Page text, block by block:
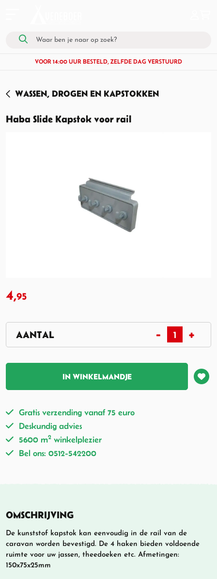
VOOR 14:00 UUR BESTELD, ZELFDE DAG VERSTUURD
WASSEN, DROGEN EN KAPSTOKKEN
Haba Slide Kapstok voor rail
4,95
IN WINKELMANDJE
Gratis verzending vanaf 75 euro
Deskundig advies
5600 m2 winkelplezier
Bel ons: 0512-542200
OMSCHRIJVING
De kunststof kapstok kan eenvoudig in de rail van de
caravan worden bevestigd. De 4 haken bieden voldoende
ruimte voor uw jassen, theedoeken etc. Afmetingen:
150x75x25mm